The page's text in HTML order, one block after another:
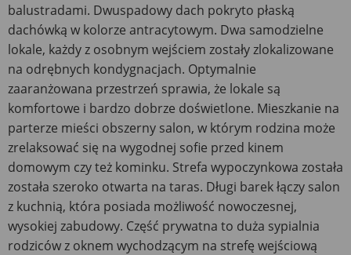
balustradami. Dwuspadowy dach pokryto płaską
dachówką w kolorze antracytowym. Dwa samodzielne
lokale, każdy z osobnym wejściem zostały zlokalizowane
na odrębnych kondygnacjach. Optymalnie
zaaranżowana przestrzeń sprawia, że lokale są
komfortowe i bardzo dobrze doświetlone. Mieszkanie na
parterze mieści obszerny salon, w którym rodzina może
zrelaksować się na wygodnej sofie przed kinem
domowym czy też kominku. Strefa wypoczynkowa została
została szeroko otwarta na taras. Długi barek łączy salon
z kuchnią, która posiada możliwość nowoczesnej,
wysokiej zabudowy. Część prywatna to duża sypialnia
rodziców z oknem wychodzącym na strefę wejściową